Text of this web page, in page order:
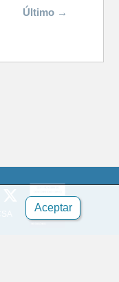
Último →
Aceptar